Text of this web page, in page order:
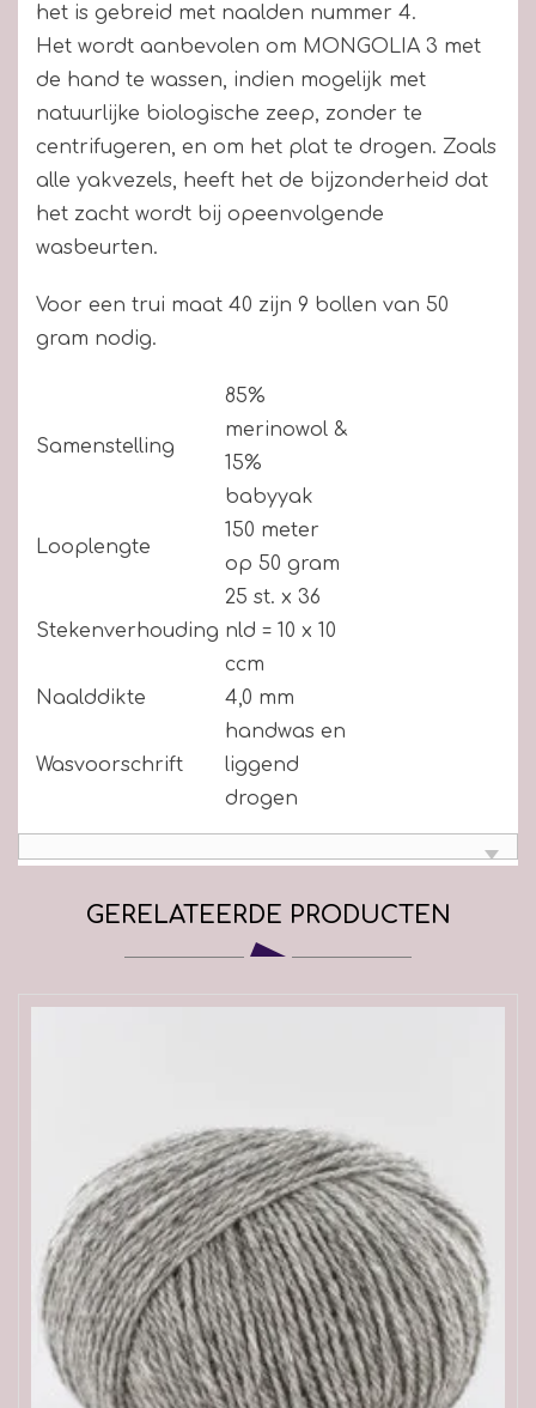
het is gebreid met naalden nummer 4.
Het wordt aanbevolen om MONGOLIA 3 met
de hand te wassen, indien mogelijk met
natuurlijke biologische zeep, zonder te
centrifugeren, en om het plat te drogen. Zoals
alle yakvezels, heeft het de bijzonderheid dat
het zacht wordt bij opeenvolgende
wasbeurten.
Voor een trui maat 40 zijn 9 bollen van 50
gram nodig.
Samenstelling
85%
merinowol &
15%
babyyak
Looplengte
150 meter
op 50 gram
Stekenverhouding
25 st. x 36
nld = 10 x 10
ccm
Naalddikte
4,0 mm
Wasvoorschrift
handwas en
liggend
drogen
GERELATEERDE PRODUCTEN